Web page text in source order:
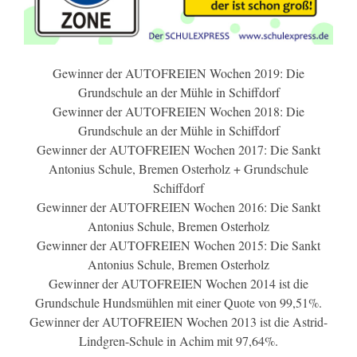
Gewinner der AUTOFREIEN Wochen 2019: Die
Grundschule an der Mühle in Schiffdorf
Gewinner der AUTOFREIEN Wochen 2018: Die
Grundschule an der Mühle in Schiffdorf
Gewinner der AUTOFREIEN Wochen 2017: Die Sankt
Antonius Schule, Bremen Osterholz + Grundschule
Schiffdorf
Gewinner der AUTOFREIEN Wochen 2016: Die Sankt
Antonius Schule, Bremen Osterholz
Gewinner der AUTOFREIEN Wochen 2015: Die Sankt
Antonius Schule, Bremen Osterholz
Gewinner der AUTOFREIEN Wochen 2014 ist die
Grundschule Hundsmühlen mit einer Quote von 99,51%.
Gewinner der AUTOFREIEN Wochen 2013 ist die Astrid-
Lindgren-Schule in Achim mit 97,64%.